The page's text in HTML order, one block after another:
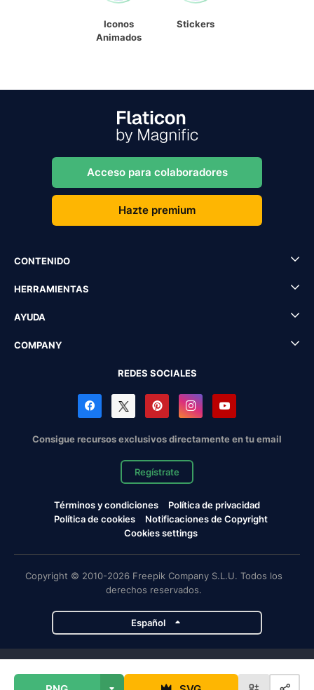
Iconos
Animados
Stickers
Acceso para colaboradores
Hazte premium
CONTENIDO
HERRAMIENTAS
AYUDA
COMPANY
REDES SOCIALES
Consigue recursos exclusivos directamente en tu email
Regístrate
Términos y condiciones
Política de privacidad
Política de cookies
Notificaciones de Copyright
Cookies settings
Copyright © 2010-2026 Freepik Company S.L.U. Todos los
derechos reservados.
Español